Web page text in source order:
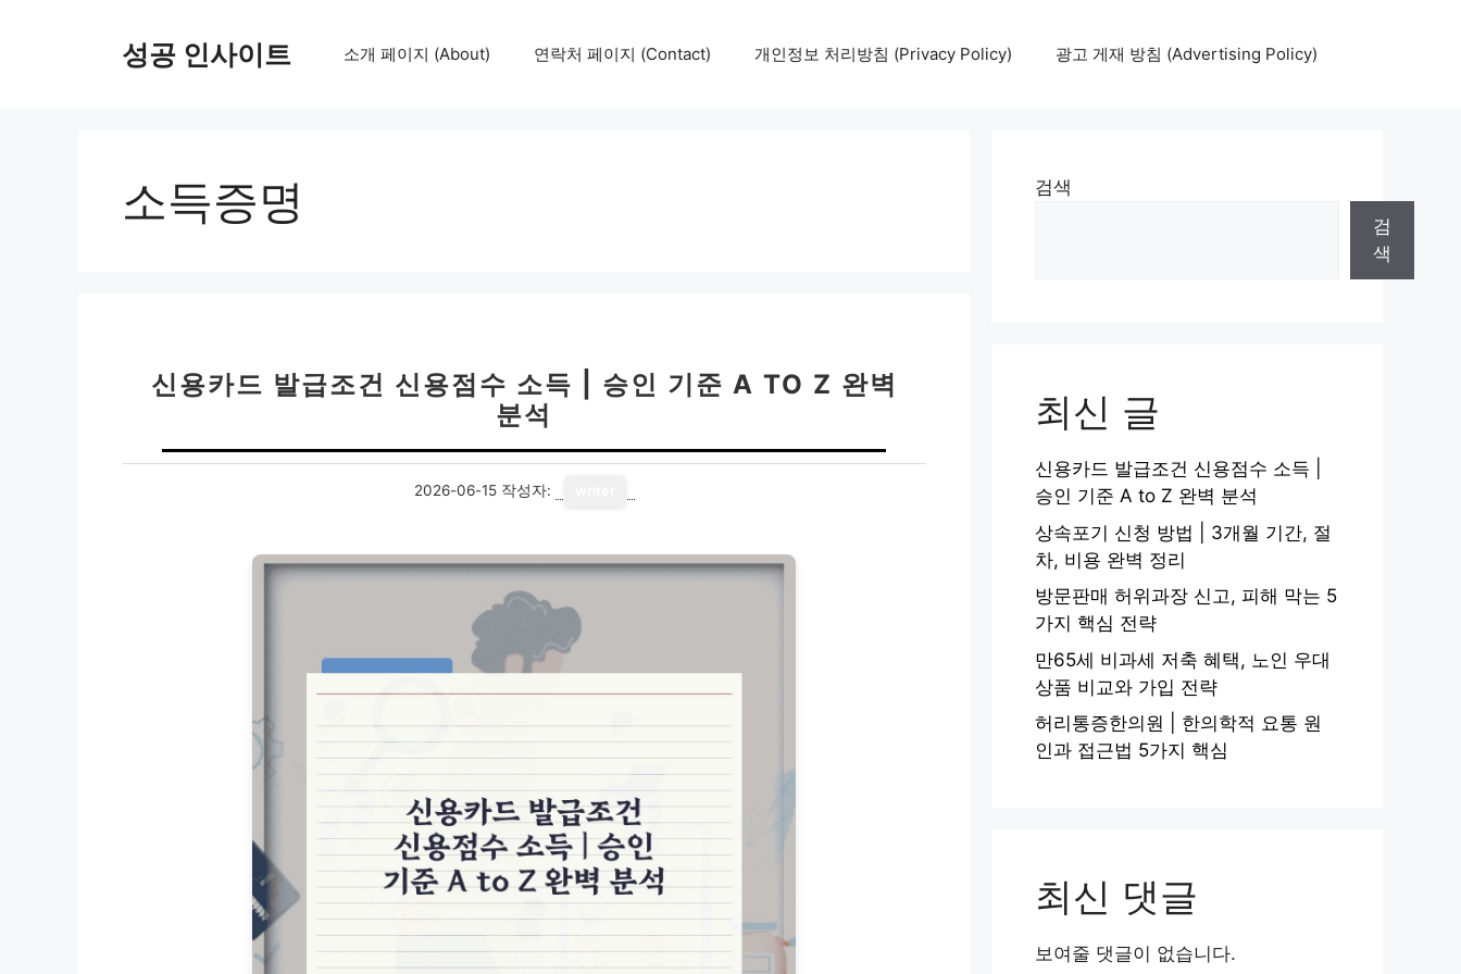
성공 인사이트 소개 페이지 (About) 연락처 페이지 (Contact) 개인정보 처리방침 (Privacy Policy) 광고 게재 방침 (Advertising Policy)
소득증명
신용카드 발급조건 신용점수 소득 | 승인 기준 A TO Z 완벽
분석
2026-06-15 작성자:
검색
검
색
최신 글
신용카드 발급조건 신용점수 소득 |
승인 기준 A to Z 완벽 분석
상속포기 신청 방법 | 3개월 기간, 절
차, 비용 완벽 정리
방문판매 허위과장 신고, 피해 막는 5
가지 핵심 전략
만65세 비과세 저축 혜택, 노인 우대
상품 비교와 가입 전략
허리통증한의원 | 한의학적 요통 원
인과 접근법 5가지 핵심
최신 댓글
보여줄 댓글이 없습니다.